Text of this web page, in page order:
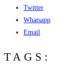
Twitter
Whatsapp
Email
TAGS: